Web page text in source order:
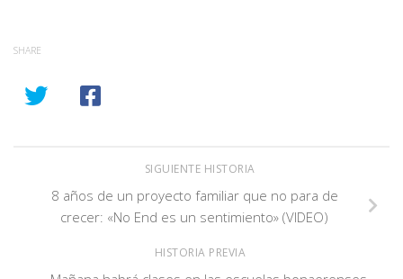
SHARE
SIGUIENTE HISTORIA
8 años de un proyecto familiar que no para de
crecer: «No End es un sentimiento» (VIDEO)
HISTORIA PREVIA